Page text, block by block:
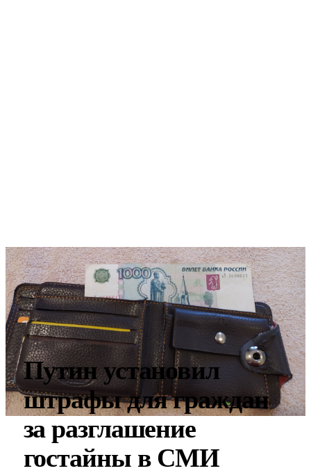
Путин установил
штрафы для граждан
за разглашение
гостайны в СМИ